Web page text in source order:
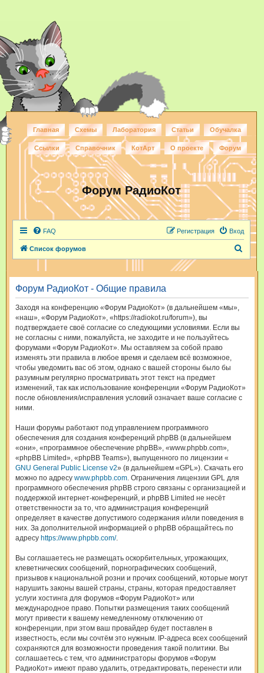
Главная Схемы Лаборатория Статьи Обучалка
Ссылки Справочник КотАрт О проекте Форум
Форум РадиоКот
FAQ Вход
Регистрация
Список форумов
и
Форум РадиоКот - Общие правила
Заходя на конференцию «Форум РадиоКот» (в дальнейшем «мы»,
«наш», «Форум РадиоКот», «https://radiokot.ru/forum»), вы
подтверждаете своё согласие со следующими условиями. Если вы
не согласны с ними, пожалуйста, не заходите и не пользуйтесь
форумами «Форум РадиоКот». Мы оставляем за собой право
изменять эти правила в любое время и сделаем всё возможное,
чтобы уведомить вас об этом, однако с вашей стороны было бы
разумным регулярно просматривать этот текст на предмет
изменений, так как использование конференции «Форум РадиоКот»
после обновления/исправления условий означает ваше согласие с
ними.
Наши форумы работают под управлением программного
обеспечения для создания конференций phpBB (в дальнейшем
«они», «программное обеспечение phpBB», «www.phpbb.com»,
«phpBB Limited», «phpBB Teams»), выпущенного по лицензии «
GNU General Public License v2» (в дальнейшем «GPL»). Скачать его
можно по адресу www.phpbb.com. Ограничения лицензии GPL для
программного обеспечения phpBB строго связаны с организацией и
поддержкой интернет-конференций, и phpBB Limited не несёт
ответственности за то, что администрация конференций
определяет в качестве допустимого содержания и/или поведения в
них. За дополнительной информацией о phpBB обращайтесь по
адресу https://www.phpbb.com/.
Вы соглашаетесь не размещать оскорбительных, угрожающих,
клеветнических сообщений, порнографических сообщений,
призывов к национальной розни и прочих сообщений, которые могут
нарушить законы вашей страны, страны, которая предоставляет
услуги хостинга для форумов «Форум РадиоКот» или
международное право. Попытки размещения таких сообщений
могут привести к вашему немедленному отключению от
конференции, при этом ваш провайдер будет поставлен в
известность, если мы сочтём это нужным. IP-адреса всех сообщений
сохраняются для возможности проведения такой политики. Вы
соглашаетесь с тем, что администраторы форумов «Форум
РадиоКот» имеют право удалить, отредактировать, перенести или